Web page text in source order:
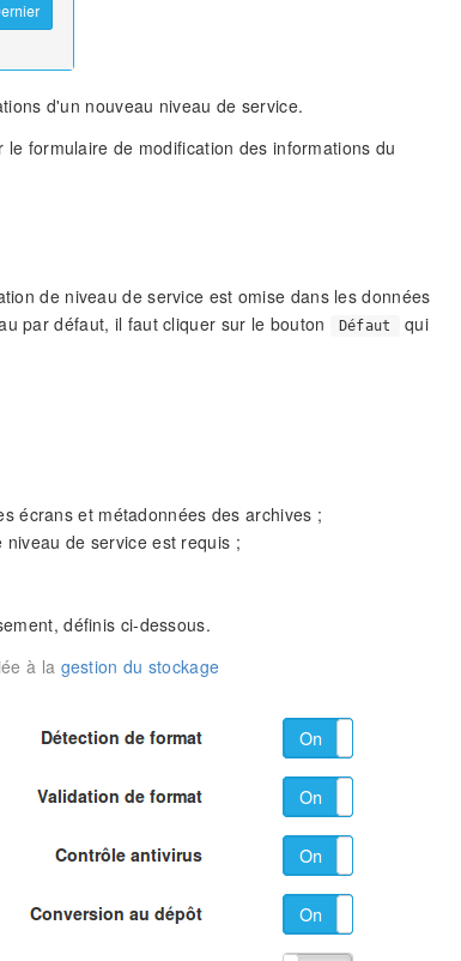
d'un nouveau niveau de service.
formulaire de modification des informations du
de niveau de service est omise dans les données
par défaut, il faut cliquer sur le bouton
Défaut
qui
écrans et métadonnées des archives ;
de service est requis ;
définis ci-dessous.
à la gestion du stockage